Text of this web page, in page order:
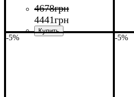
4678грн
4441грн
-5% -5%